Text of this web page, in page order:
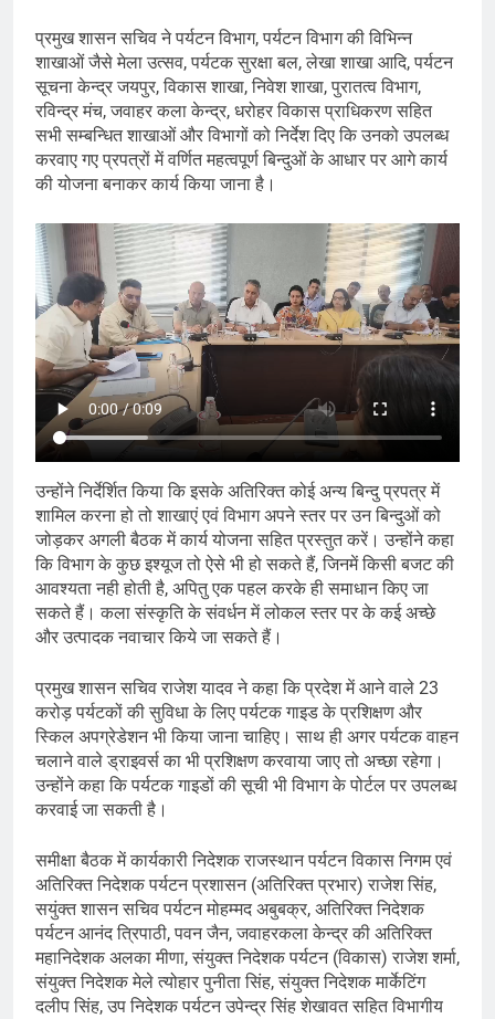
प्रमुख शासन सचिव ने पर्यटन विभाग, पर्यटन विभाग की विभिन्न
शाखाओं जैसे मेला उत्सव, पर्यटक सुरक्षा बल, लेखा शाखा आदि, पर्यटन
सूचना केन्द्र जयपुर, विकास शाखा, निवेश शाखा, पुरातत्व विभाग,
रविन्द्र मंच, जवाहर कला केन्द्र, धरोहर विकास प्राधिकरण सहित
सभी सम्बन्धित शाखाओं और विभागों को निर्देश दिए कि उनको उपलब्ध
करवाए गए प्रपत्रों में वर्णित महत्वपूर्ण बिन्दुओं के आधार पर आगे कार्य
की योजना बनाकर कार्य किया जाना है।
उन्होंने निर्देर्शित किया कि इसके अतिरिक्त कोई अन्य बिन्दु प्रपत्र में
शामिल करना हो तो शाखाएं एवं विभाग अपने स्तर पर उन बिन्दुओं को
जोड़कर अगली बैठक में कार्य योजना सहित प्रस्तुत करें। उन्होंने कहा
कि विभाग के कुछ इश्यूज तो ऐसे भी हो सकते हैं, जिनमें किसी बजट की
आवश्यता नही होती है, अपितु एक पहल करके ही समाधान किए जा
सकते हैं। कला संस्कृति के संवर्धन में लोकल स्तर पर के कई अच्छे
और उत्पादक नवाचार किये जा सकते हैं।
प्रमुख शासन सचिव राजेश यादव ने कहा कि प्रदेश में आने वाले 23
करोड़ पर्यटकों की सुविधा के लिए पर्यटक गाइड के प्रशिक्षण और
स्किल अपग्रेडेशन भी किया जाना चाहिए। साथ ही अगर पर्यटक वाहन
चलाने वाले ड्राइवर्स का भी प्रशिक्षण करवाया जाए तो अच्छा रहेगा।
उन्होंने कहा कि पर्यटक गाइडों की सूची भी विभाग के पोर्टल पर उपलब्ध
करवाई जा सकती है।
समीक्षा बैठक में कार्यकारी निदेशक राजस्थान पर्यटन विकास निगम एवं
अतिरिक्त निदेशक पर्यटन प्रशासन (अतिरिक्त प्रभार) राजेश सिंह,
सयुंक्त शासन सचिव पर्यटन मोहम्मद अबुबक्र, अतिरिक्त निदेशक
पर्यटन आनंद त्रिपाठी, पवन जैन, जवाहरकला केन्द्र की अतिरिक्त
महानिदेशक अलका मीणा, संयुक्त निदेशक पर्यटन (विकास) राजेश शर्मा,
संयुक्त निदेशक मेले त्योहार पुनीता सिंह, संयुक्त निदेशक मार्केटिंग
दलीप सिंह, उप निदेशक पर्यटन उपेन्द्र सिंह शेखावत सहित विभागीय